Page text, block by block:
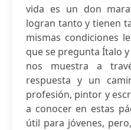
vida es un don
logran tanto y tienen
mismas condiciones
que se pregunta Ítalo
nos muestra a
respuesta y un
profesión, pintor y
a conocer en estas
útil para jóvenes,